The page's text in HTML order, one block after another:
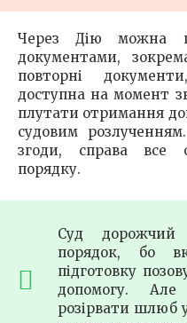
Через Дію можна
документами,
повторні
доступна на момент
плутати отримання
судовим
згоди, справа все
порядку.
Суд дорожчий
порядок, бо
підготовку
допомогу.
розірвати шлюб